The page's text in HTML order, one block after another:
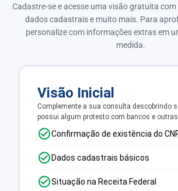
Cadastre-se e acesse uma visão gratuita
dados cadastrais e muito mais. Para
personalize com informações extras em
medida.
Visão Inicial
Complemente a sua consulta descobrindo
possui algum protesto com bancos e outras
Confirmação de existência do
Dados cadastrais básicos
Situação na Receita Federal